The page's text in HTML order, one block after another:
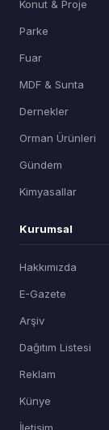
Konut & Proje
Parke
Fuar
MDF & Sunta
Dernekler
Orman Ürünleri
Gündem
Kimyasallar
Kurumsal
Hakkımızda
E-Gazete
Arşiv
Dağıtım Listesi
Reklam
Künye
İletişim